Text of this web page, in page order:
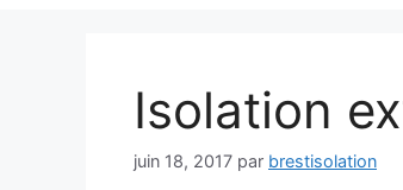
Isolation
juin 18, 2017 par brestisolation